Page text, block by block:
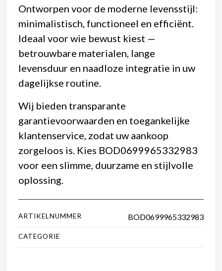
Ontworpen voor de moderne levensstijl:
minimalistisch, functioneel en efficiënt.
Ideaal voor wie bewust kiest —
betrouwbare materialen, lange
levensduur en naadloze integratie in uw
dagelijkse routine.
Wij bieden transparante
garantievoorwaarden en toegankelijke
klantenservice, zodat uw aankoop
zorgeloos is. Kies BOD0699965332983
voor een slimme, duurzame en stijlvolle
oplossing.
ARTIKELNUMMER BOD0699965332983
CATEGORIE